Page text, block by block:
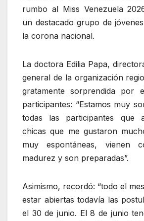
rumbo al Miss Venezuela
un destacado grupo de
la corona nacional.
La doctora Edilia Papa,
general de la organización
gratamente sorprendida por
participantes: “Estamos muy
todas las participantes que
chicas que me gustaron
muy espontáneas, vienen
madurez y son preparadas”.
Asimismo, recordó: “todo el
estar abiertas todavía las
el 30 de junio. El 8 de junio